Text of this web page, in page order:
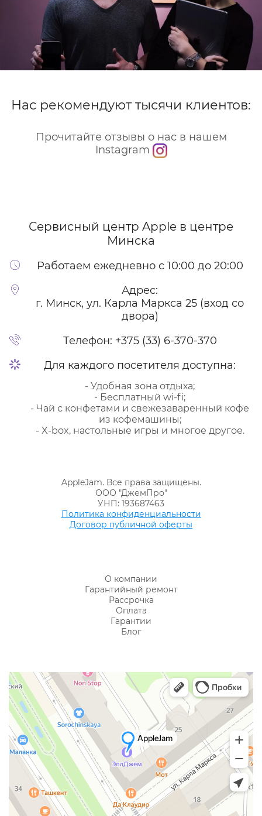
Нас рекомендуют тысячи клиентов:
Прочитайте отзывы о нас в нашем
Instagram
Сервисный центр Apple в центре
Минска
Работаем ежедневно с 10:00 до 20:00
Адрес:
г. Минск, ул. Карла Маркса 25 (вход со
двора)
Телефон: +375 (33) 6-370-370
Для каждого посетителя доступна:
- Удобная зона отдыха;
- Бесплатный wi-fi;
- Чай с конфетами и свежезаваренный кофе
из кофемашины;
- X-box, настольные игры и многое другое.
AppleJam. Все права защищены.
ООО "ДжемПро"
УНП: 193687463
Политика конфиденциальности
Договор публичной оферты
О компании
Гарантийный ремонт
Рассрочка
Оплата
Гарантии
Блог